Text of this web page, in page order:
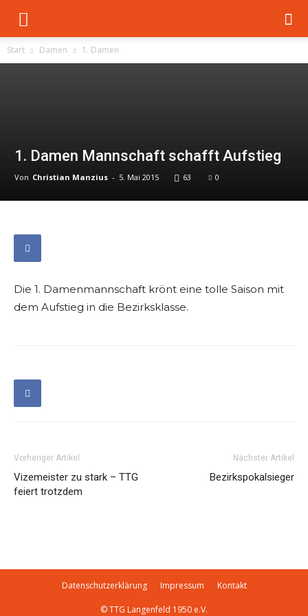
Start Damen 1. Damen
1. Damen Mannschaft schafft Aufstieg
Von Christian Manzius - 5. Mai 2015 63 0
Die 1. Damenmannschaft krönt eine tolle Saison mit
dem Aufstieg in die Bezirksklasse.
Vorheriger Artikel
Vizemeister zu stark – TTG
feiert trotzdem
Nächster Artikel
Bezirkspokalsieger
Datenschutzerklärung Impressum Kontakt
© TTG Langenfeld 1950 e.V.